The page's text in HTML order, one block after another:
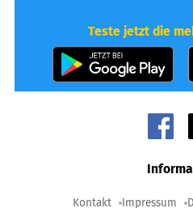
Teste jetzt die
Kontakt Impressum